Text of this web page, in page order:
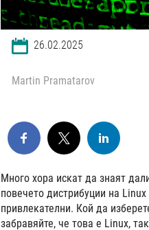
26.02.2025
Martin Pramatarov
Много хора искат да знаят
повечето дистрибуции на
привлекателни. Кой да
забравяйте, че това е Linux,